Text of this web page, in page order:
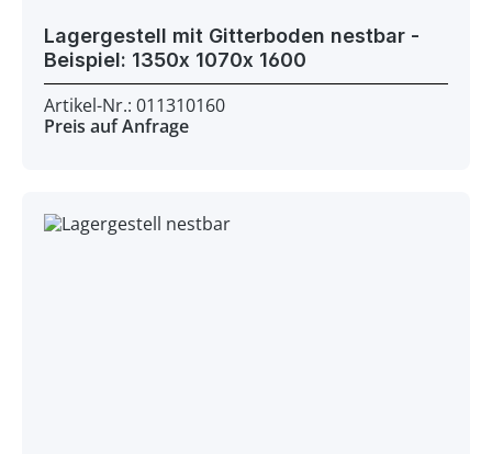
Lagergestell mit Gitterboden nestbar -
Beispiel: 1350x 1070x 1600
Artikel-Nr.: 011310160
Preis auf Anfrage